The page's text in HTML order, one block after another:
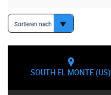
Sortieren nach
SOUTH EL MONTE (US)